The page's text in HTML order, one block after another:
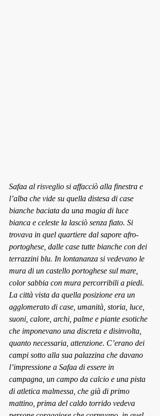
Safaa al risveglio si affacciò alla finestra e
l’alba che vide su quella distesa di case
bianche baciata da una magia di luce
bianca e celeste la lasciò senza fiato. Si
trovava in quel quartiere dal sapore afro-
portoghese, dalle case tutte bianche con dei
terrazzini blu. In lontananza si vedevano le
mura di un castello portoghese sul mare,
color sabbia con mura percorribili a piedi.
La città vista da quella posizione era un
agglomerato di case, umanità, storia, luce,
suoni, calore, archi, palme e piante esotiche
che imponevano una discreta e disinvolta,
quanto necessaria, attenzione. C’erano dei
campi sotto alla sua palazzina che davano
l’impressione a Safaa di essere in
campagna, un campo da calcio e una pista
di atletica malmessa, che già di primo
mattino, prima del caldo torrido vedeva